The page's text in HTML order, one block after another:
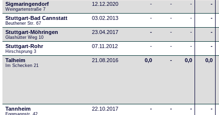
Sigmaringendorf
Weingartenstraße 7
12.12.2020 - - - -
Stuttgart-Bad Cannstatt
Beuthener Str. 67
03.02.2013 - - - -
Stuttgart-Möhringen
Glashütter Weg 10
23.04.2017 - - - -
Stuttgart-Rohr
Hirschsprung 3
07.11.2012 - - - -
Talheim
Im Schecken 21
21.08.2016 0,0 - 0,0 0,0
Tannheim 22.10.2017 - - - -